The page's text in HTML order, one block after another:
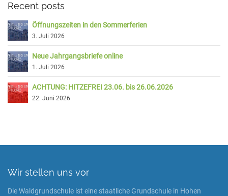
Recent posts
Öffnungszeiten in den Sommerferien
3. Juli 2026
Neue Jahrgangsbriefe online
1. Juli 2026
ACHTUNG: HITZEFREI 23.06. bis 26.06.2026
22. Juni 2026
Wir stellen uns vor
Die Waldgrundschule ist eine staatliche Grundschule in Hohen